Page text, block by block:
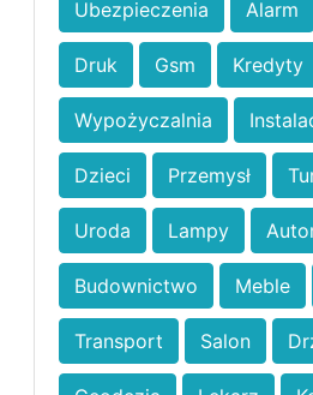
Ubezpieczenia Alarm
Druk Gsm Kredyty
Wypożyczalnia
Dzieci Przemysł
Uroda Lampy
Budownictwo Meble
Transport Salon